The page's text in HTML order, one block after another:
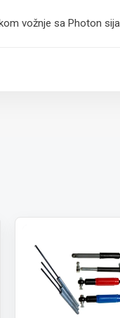
vožnje sa Photon